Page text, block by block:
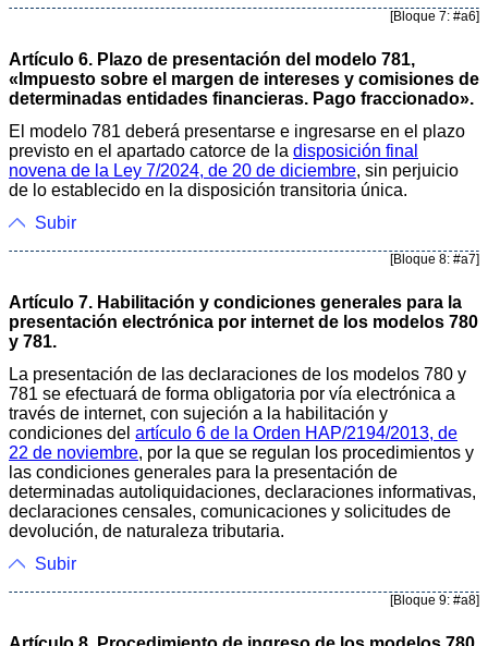
[Bloque 7: #a6]
Artículo 6. Plazo de presentación del modelo 781,
«Impuesto sobre el margen de intereses y comisiones de
determinadas entidades financieras. Pago fraccionado».
El modelo 781 deberá presentarse e ingresarse en el plazo
previsto en el apartado catorce de la disposición final
novena de la Ley 7/2024, de 20 de diciembre, sin perjuicio
de lo establecido en la disposición transitoria única.
Subir
[Bloque 8: #a7]
Artículo 7. Habilitación y condiciones generales para la
presentación electrónica por internet de los modelos 780
y 781.
La presentación de las declaraciones de los modelos 780 y
781 se efectuará de forma obligatoria por vía electrónica a
través de internet, con sujeción a la habilitación y
condiciones del artículo 6 de la Orden HAP/2194/2013, de
22 de noviembre, por la que se regulan los procedimientos y
las condiciones generales para la presentación de
determinadas autoliquidaciones, declaraciones informativas,
declaraciones censales, comunicaciones y solicitudes de
devolución, de naturaleza tributaria.
Subir
[Bloque 9: #a8]